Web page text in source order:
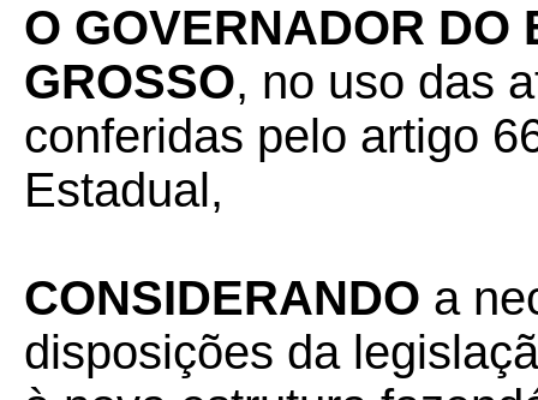
O GOVERNADOR DO
GROSSO, no uso das
conferidas pelo artigo
Estadual,
CONSIDERANDO a
disposições da